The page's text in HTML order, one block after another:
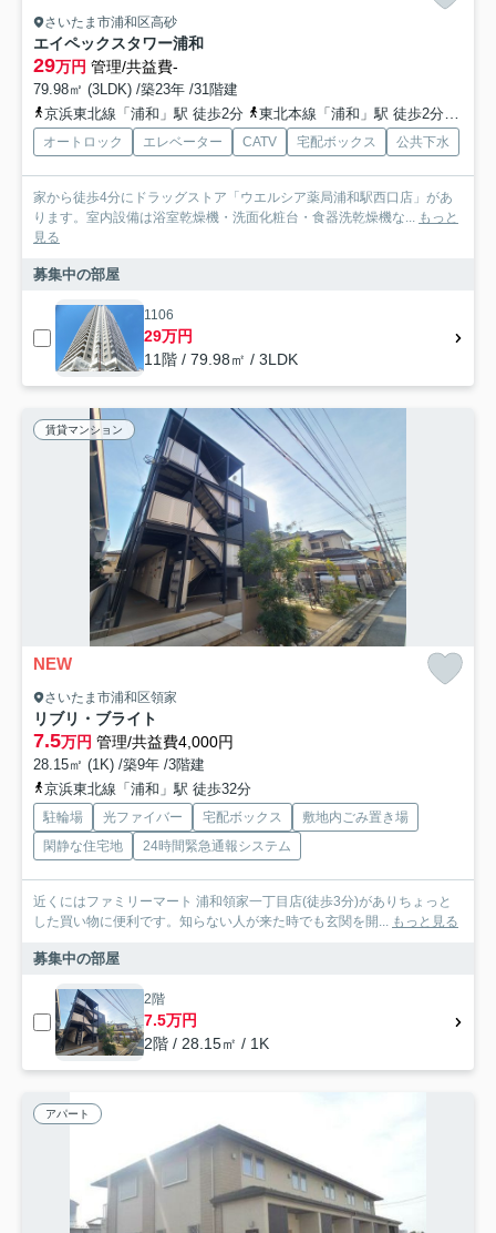
さいたま市浦和区高砂
エイペックスタワー浦和
29万円 管理/共益費-
79.98㎡ (3LDK) /築23年 /31階建
京浜東北線「浦和」駅 徒歩2分
東北本線「浦和」駅 徒歩2分
オートロック エレベーター CATV 宅配ボックス 公共下水
家から徒歩4分にドラッグストア「ウエルシア薬局浦和駅西口店」があ
ります。室内設備は浴室乾燥機・洗面化粧台・食器洗乾燥機な... もっと
見る
募集中の部屋
1106
29万円
11階 / 79.98㎡ / 3LDK
賃貸マンション
NEW
さいたま市浦和区領家
リブリ・ブライト
7.5万円 管理/共益費4,000円
28.15㎡ (1K) /築9年 /3階建
京浜東北線「浦和」駅 徒歩32分
駐輪場 光ファイバー 宅配ボックス
敷地内ごみ置き場
閑静な住宅地
24時間緊急通報システム
近くにはファミリーマート 浦和領家一丁目店(徒歩3分)がありちょっと
した買い物に便利です。知らない人が来た時でも玄関を開... もっと見る
募集中の部屋
2階
7.5万円
2階 / 28.15㎡ / 1K
アパート